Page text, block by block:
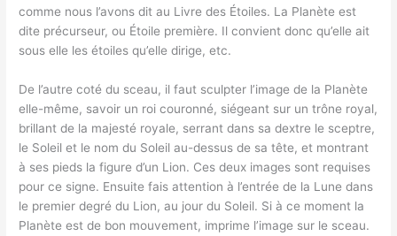
comme nous l’avons dit au Livre des Étoiles. La Planète est
dite précurseur, ou Étoile première. Il convient donc qu’elle ait
sous elle les étoiles qu’elle dirige, etc.
De l’autre coté du sceau, il faut sculpter l’image de la Planète
elle-même, savoir un roi couronné, siégeant sur un trône royal,
brillant de la majesté royale, serrant dans sa dextre le sceptre,
le Soleil et le nom du Soleil au-dessus de sa tête, et montrant
à ses pieds la figure d’un Lion. Ces deux images sont requises
pour ce signe. Ensuite fais attention à l’entrée de la Lune dans
le premier degré du Lion, au jour du Soleil. Si à ce moment la
Planète est de bon mouvement, imprime l’image sur le sceau.